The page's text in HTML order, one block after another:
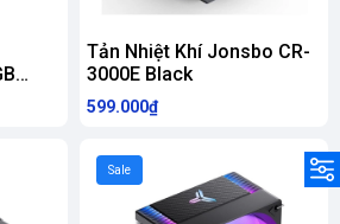
Tản Nhiệt Khí Jonsbo CR-
3000E Black
599.000₫
Sale